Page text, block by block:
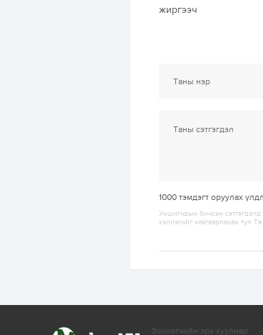
жиргээч
1000 тэмдэгт оруулах
Уншигчдын бичсэн
хэллэгийг хязгаарласан тул
Зохиогчийн эрх хуулиар